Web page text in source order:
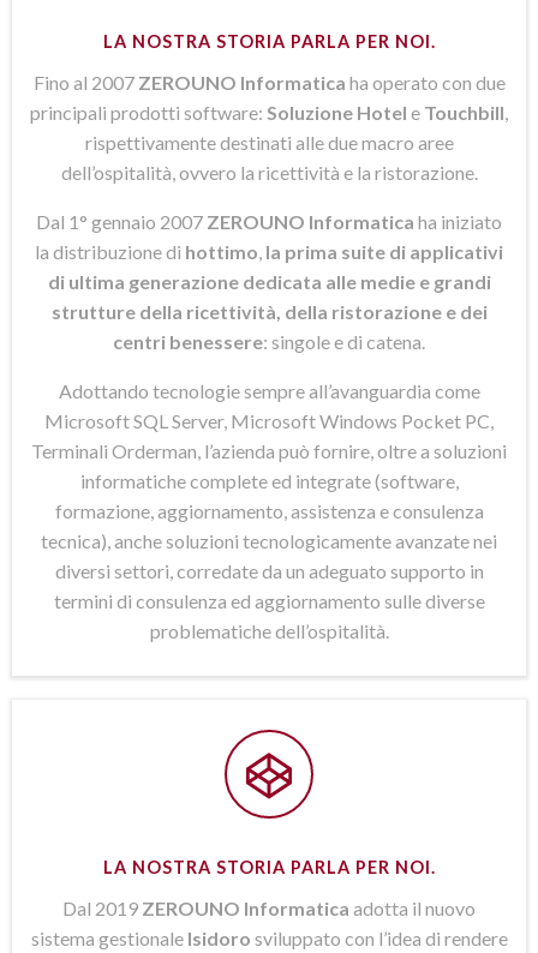
LA NOSTRA STORIA PARLA PER NOI.
Fino al 2007 ZEROUNO Informatica ha operato con due
principali prodotti software: Soluzione Hotel e Touchbill
rispettivamente destinati alle due macro aree
dell’ospitalità, ovvero la ricettività e la ristorazione.
Dal 1° gennaio 2007 ZEROUNO Informatica ha iniziato
la distribuzione di hottimo la prima suite di applicativi
di ultima generazione dedicata alle medie e grandi
strutture della ricettività, della ristorazione e dei
centri benessere: singole e di catena.
Adottando tecnologie sempre all’avanguardia come
Microsoft SQL Server, Microsoft Windows Pocket PC,
Terminali Orderman, l’azienda può fornire, oltre a soluzioni
informatiche complete ed integrate (software,
formazione, aggiornamento, assistenza e consulenza
tecnica), anche soluzioni tecnologicamente avanzate nei
diversi settori, corredate da un adeguato supporto in
termini di consulenza ed aggiornamento sulle diverse
problematiche dell’ospitalità.
LA NOSTRA STORIA PARLA PER NOI.
Dal 2019 ZEROUNO Informatica adotta il nuovo
sistema gestionale Isidoro sviluppato con l’idea di rendere